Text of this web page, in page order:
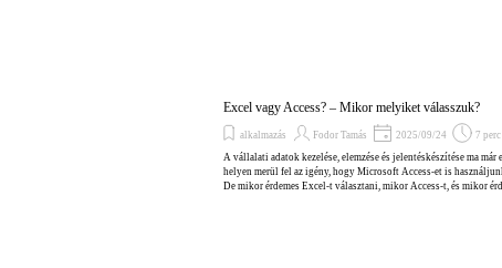
Excel vagy Access? – Mikor melyiket válasszuk?
alkalmazás Fodor Tamás 2025/09/24
7 perc
A vállalati adatok kezelése, elemzése és jelentéskészítése ma
helyen merül fel az igény, hogy Microsoft Access-et is
De mikor érdemes Excel-t választani, mikor Access-t, és mikor